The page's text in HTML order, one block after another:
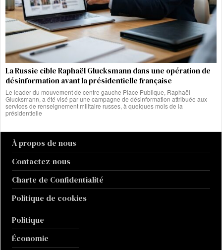
La Russie cible Raphaël Glucksmann dans une opération de
désinformation avant la présidentielle française
Le leader du mouvement de centre gauche Place Publique, Raphaël
Glucksmann, a été visé par une campagne de désinformation attribuée aux
services de renseignement militaire russes, à quelques mois de la
présidentielle
À propos de nous
Contactez-nous
Charte de Confidentialité
Politique de cookies
Politique
Économie